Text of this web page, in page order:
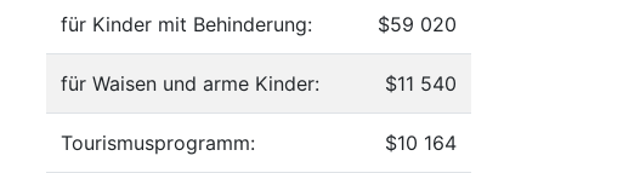
für Kinder mit Behinderung: $59 020
für Waisen und arme Kinder: $11 540
Tourismusprogramm: $10 164